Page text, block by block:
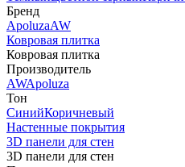
Бренд
ApoluzaAW
Ковровая плитка
Ковровая плитка
Производитель
AWApoluza
Тон
СинийКоричневый
Настенные покрытия
3D панели для стен
3D панели для стен